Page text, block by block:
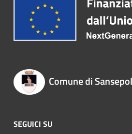
Comune di
SEGUICI SU